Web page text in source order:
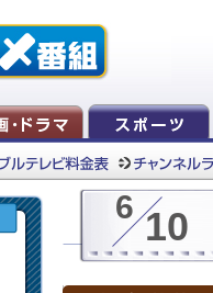
6 10